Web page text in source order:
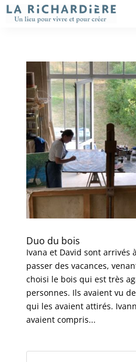
Duo du bois
Ivana et David sont arrivés
passer des vacances,
choisi le bois qui est très
personnes. Ils avaient vu
qui les avaient attirés.
avaient compris...